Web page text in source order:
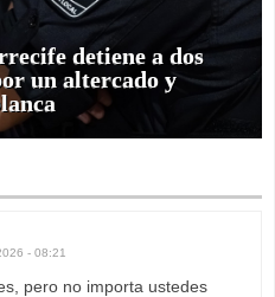
detiene a dos
un altercado y
- 08:21
pero no importa ustedes